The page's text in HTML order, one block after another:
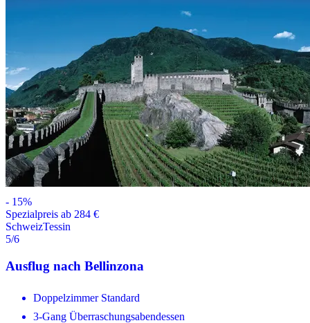
- 15%
Spezialpreis ab 284 €
SchweizTessin
5/6
Ausflug nach Bellinzona
Doppelzimmer Standard
3-Gang Überraschungsabendessen